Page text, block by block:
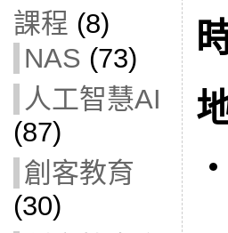
課程 (8)
NAS (73)
人工智慧AI
(87)
創客教育
(30)